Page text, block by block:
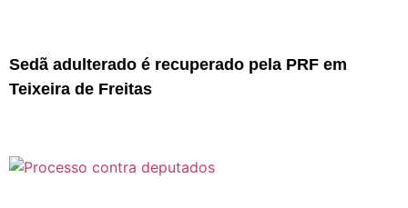
Sedã adulterado é recuperado pela PRF em
Teixeira de Freitas